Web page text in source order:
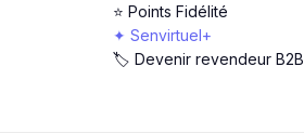
⭐ Points Fidélité
✦ Senvirtuel+
🏷️ Devenir revendeur B2B